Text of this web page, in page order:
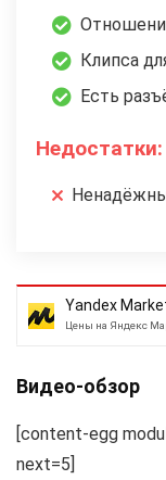
Клипса
Есть
Недостатки:
Yandex
Цены на Яндекс
Видео-обзор
[content-egg
next=5]